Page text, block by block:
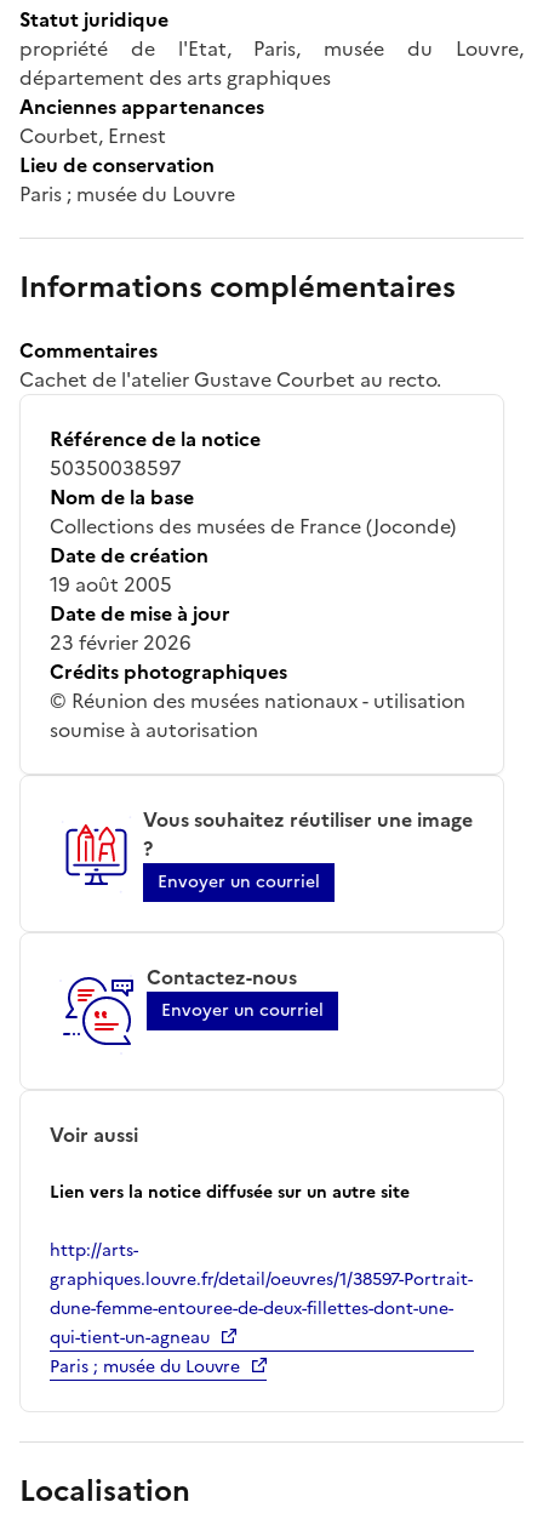
Statut juridique
propriété de l'Etat, Paris, musée du Louvre,
département des arts graphiques
Anciennes appartenances
Courbet, Ernest
Lieu de conservation
Paris ; musée du Louvre
Informations complémentaires
Commentaires
Cachet de l'atelier Gustave Courbet au recto.
Référence de la notice
50350038597
Nom de la base
Collections des musées de France (Joconde)
Date de création
19 août 2005
Date de mise à jour
23 février 2026
Crédits photographiques
© Réunion des musées nationaux - utilisation
soumise à autorisation
Vous souhaitez réutiliser une image
?
Envoyer un courriel
Contactez-nous
Envoyer un courriel
Voir aussi
Lien vers la notice diffusée sur un autre site
http://arts-
graphiques.louvre.fr/detail/oeuvres/1/38597-Portrait-
dune-femme-entouree-de-deux-fillettes-dont-une-
qui-tient-un-agneau
Paris ; musée du Louvre
Localisation